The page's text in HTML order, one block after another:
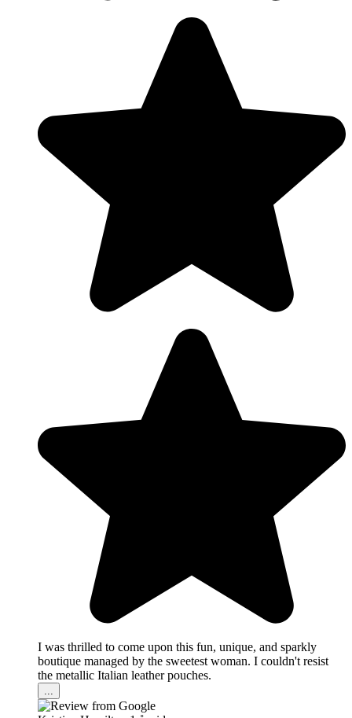
I was thrilled to come upon this fun, unique, and sparkly
boutique managed by the sweetest woman. I couldn't resist
the metallic Italian leather pouches.